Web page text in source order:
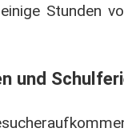
Stunden
und